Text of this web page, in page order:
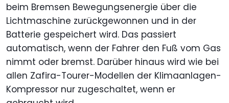
beim Bremsen Bewegungsenergie über die
Lichtmaschine zurückgewonnen und in der
Batterie gespeichert wird. Das passiert
automatisch, wenn der Fahrer den Fuß vom Gas
nimmt oder bremst. Darüber hinaus wird wie bei
allen Zafira-Tourer-Modellen der Klimaanlagen-
Kompressor nur zugeschaltet, wenn er